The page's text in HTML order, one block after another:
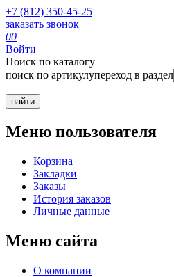
+7 (812) 350-45-25
заказать звонок
00
Войти
Поиск по каталогу
поиск по артикулупереход в раздел
Меню пользователя
Корзина
Закладки
Заказы
История заказов
Личные данные
Меню сайта
О компании